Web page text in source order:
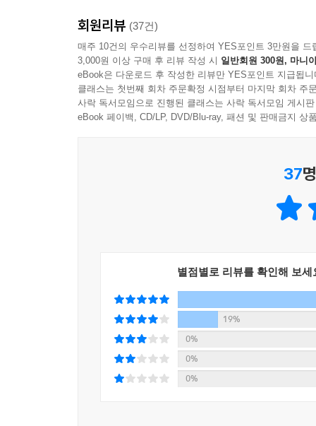
기 때문이다.
--- p.182
자신이 진정으로 원하는 것이 무엇인지 몰라 첫
나갈 수 있다. 또한 한 치 앞도 보이지 않아 두려
자신의 기회로 삼을 때, 우리 10대들은 비로소 4
권이면 충분하다.
생활은 정말 편리해졌는데 많은 사람이 불안해
준비해야 하는지 명확한 답을 알기도 어렵다. 앞
함께해왔다. 학교와 도서관에서 강의하는 주제
활용했다. (…)
아무리 예측이 불가능하고 불안한 시대가 다가
능력을 마음껏 펼칠 수 있는 기회를 기대하게 될
되길 기대한다.
회원리뷰 (37건)
매주 10건의 우수리뷰를 선정하여 YES포인트 3만원을 드
3,000원 이상 구매 후 리뷰 작성 시 일반회원 300원, 마니
eBook은 다운로드 후 작성한 리뷰만 YES포인트 지급됩니
클래스는 첫번째 회차 주문확정 시점부터 마지막 회차 주
사락 독서모임으로 진행된 클래스는 사락 독서모임 게시
eBook 페이백, CD/LP, DVD/Blu-ray, 패션 및 판매금지 상
37
별점별로 리뷰를 확인해 보세
19%
0%
0%
0%